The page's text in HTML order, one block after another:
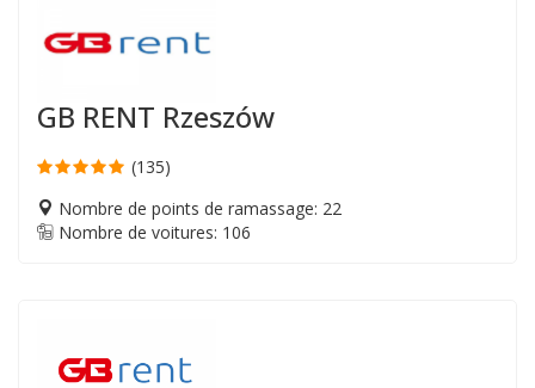
GB RENT Rzeszów
(135)
Nombre de points de ramassage: 22
Nombre de voitures: 106